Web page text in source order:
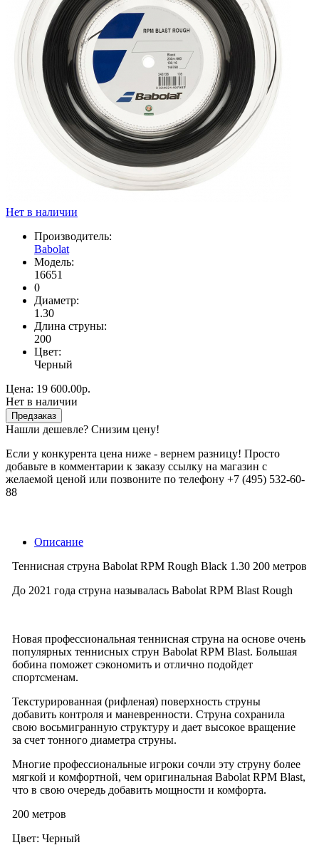
Нет в наличии
Производитель:
Babolat
Модель:
16651
0
Диаметр:
1.30
Длина струны:
200
Цвет:
Черный
Цена: 19 600.00р.
Нет в наличии
Предзаказ
Нашли дешевле? Снизим цену!
Если у конкурента цена ниже - вернем разницу! Просто
добавьте в комментарии к заказу ссылку на магазин с
желаемой ценой или позвоните по телефону +7 (495) 532-60-
88
Описание
Теннисная струна Babolat RPM Rough Black 1.30 200 метров
До 2021 года струна называлась Babolat RPM Blast Rough
Новая профессиональная теннисная струна на основе очень
популярных теннисных струн Babolat RPM Blast. Большая
бобина поможет сэкономить и отлично подойдет
спортсменам.
Текстурированная (рифленая) поверхность струны
добавить контроля и маневренности. Струна сохранила
свою восьмигранную структуру и дает высокое вращение
за счет тонного диаметра струны.
Многие профессиональные игроки сочли эту струну более
мягкой и комфортной, чем оригинальная Babolat RPM Blast,
что в свою очередь добавить мощности и комфорта.
200 метров
Цвет: Черный